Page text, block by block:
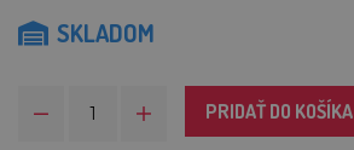
SKLADOM
PRIDAŤ DO KOŠÍKA